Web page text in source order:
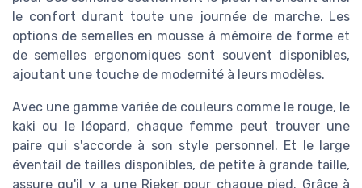
le confort durant toute une journée de marche. Les
options de semelles en mousse à mémoire de forme et
de semelles ergonomiques sont souvent disponibles,
ajoutant une touche de modernité à leurs modèles.
Avec une gamme variée de couleurs comme le rouge, le
kaki ou le léopard, chaque femme peut trouver une
paire qui s'accorde à son style personnel. Et le large
éventail de tailles disponibles, de petite à grande taille,
assure qu'il y a une Rieker pour chaque pied. Grâce à